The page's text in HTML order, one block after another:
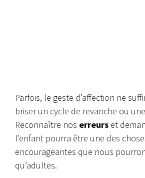
Parfois, le geste d’affection ne
briser un cycle de revanche ou
Reconnaître nos erreurs et
l’enfant pourra être une des
encourageantes que nous
qu’adultes.